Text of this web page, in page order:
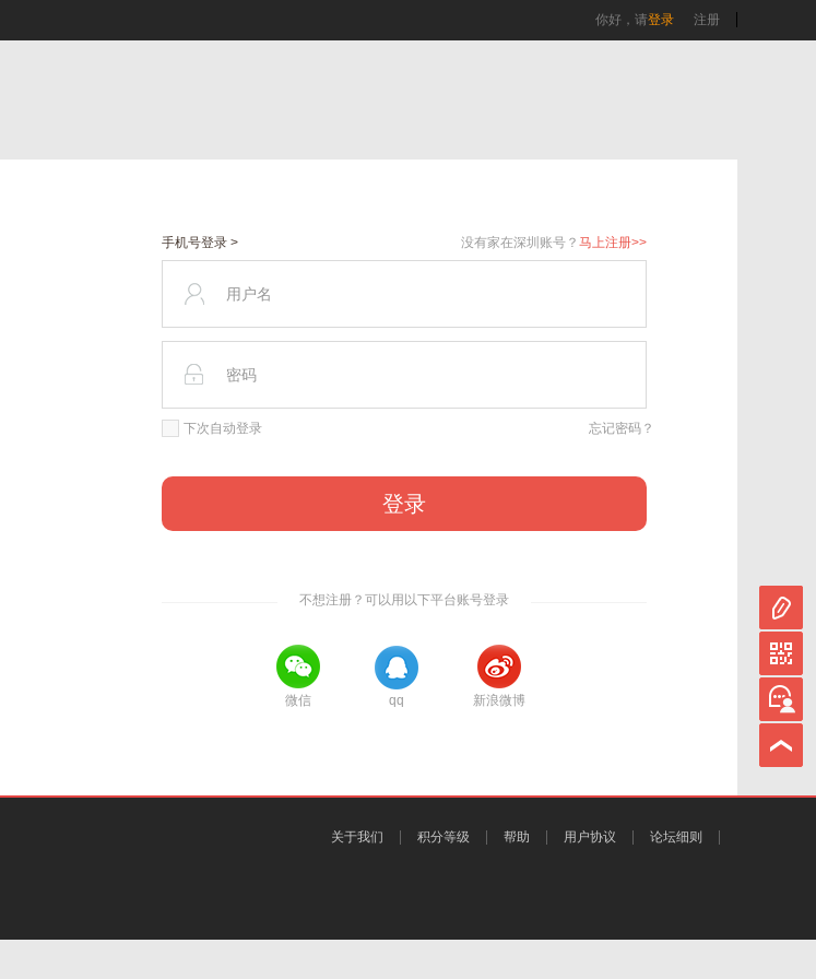
你好，请登录 注册
手机号登录 > 没有家在深圳账号？ 马上注册>>
下次自动登录 忘记密码？
登录
不想注册？可以用以下平台账号登录
微信 qq 新浪微博
关于我们 积分等级 帮助 用户协议 论坛细则